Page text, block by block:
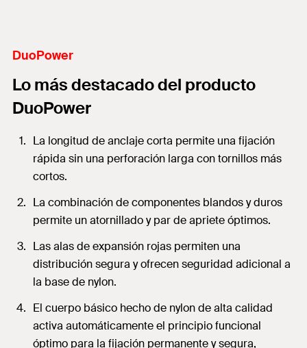
DuoPower
Lo más destacado del producto
DuoPower
La longitud de anclaje corta permite una fijación
rápida sin una perforación larga con tornillos más
cortos.
La combinación de componentes blandos y duros
permite un atornillado y par de apriete óptimos.
Las alas de expansión rojas permiten una
distribución segura y ofrecen seguridad adicional a
la base de nylon.
El cuerpo básico hecho de nylon de alta calidad
activa automáticamente el principio funcional
óptimo para la fijación permanente y segura,